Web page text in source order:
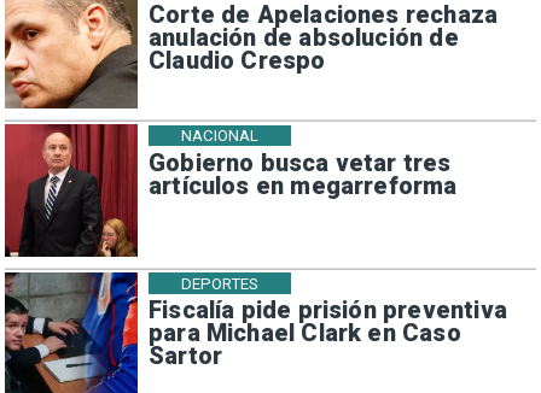
Corte de Apelaciones rechaza
anulación de absolución de
Claudio Crespo
Gobierno busca vetar tres
artículos en megarreforma
NACIONAL
Fiscalía pide prisión preventiva
para Michael Clark en Caso
Sartor
DEPORTES